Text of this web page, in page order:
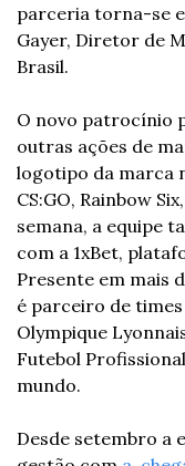
parceria torna-se
Gayer, Diretor de
Brasil.
O novo patrocínio
outras ações de
logotipo da marca
CS:GO, Rainbow
semana, a equipe
com a 1xBet,
Presente em mais
é parceiro de times
Olympique
Futebol
mundo.
Desde setembro a